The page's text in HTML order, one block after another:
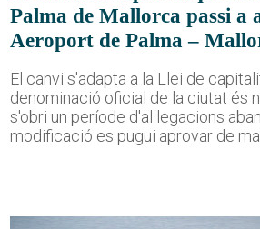
Palma de Mallorca passi a
Aeroport de Palma –
El canvi s'adapta a la Llei de
denominació oficial de la ciutat és
s'obri un període d'al·legacions
modificació es pugui aprovar de